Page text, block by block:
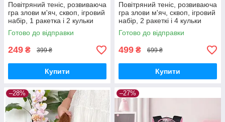
Повітряний теніс, розвиваюча
гра злови м'яч, сквоп, ігровий
набір, 1 ракетка і 2 кульки
Готово до відправки
249 ₴ 399 ₴
Купити
Повітряний теніс, розвиваюча
гра злови м'яч, сквоп, ігровий
набір, 2 ракеткі і 4 кульки
Готово до відправки
499 ₴ 699 ₴
Купити
–28% –27%